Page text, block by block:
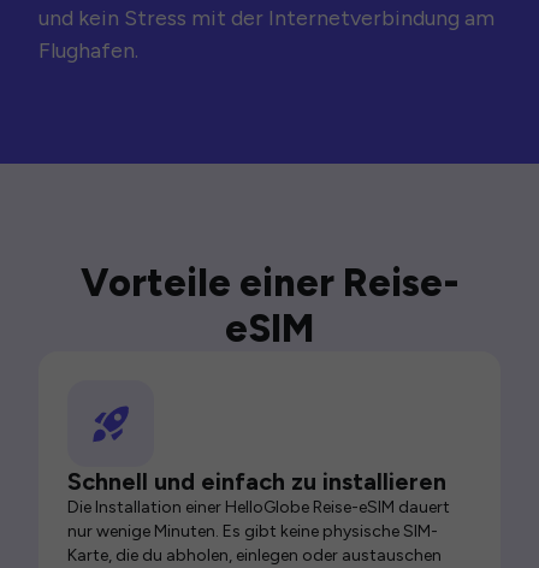
und kein Stress mit der Internetverbindung am
Flughafen.
Vorteile einer Reise-
eSIM
Schnell und einfach zu installieren
Die Installation einer HelloGlobe Reise-eSIM dauert
nur wenige Minuten. Es gibt keine physische SIM-
Karte, die du abholen, einlegen oder austauschen